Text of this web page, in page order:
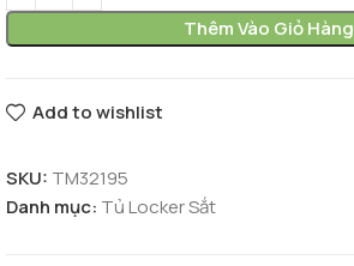
Thêm Vào Giỏ Hàng
Add to wishlist
SKU: TM32195
Danh mục: Tủ Locker Sắt